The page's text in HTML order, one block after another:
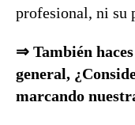
profesional, ni su
⇒ También
general,
marcando